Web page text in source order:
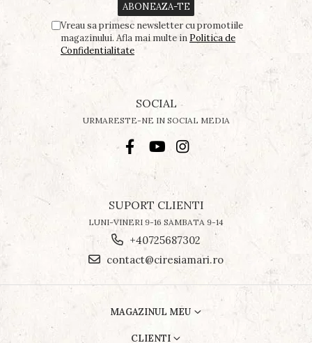
Vreau sa primesc newsletter cu promotiile
magazinului. Afla mai multe in Politica de
Confidentialitate
SOCIAL
URMARESTE-NE IN SOCIAL MEDIA
SUPORT CLIENTI
LUNI-VINERI 9-16 SAMBATA 9-14
+40725687302
contact@ciresiamari.ro
MAGAZINUL MEU
CLIENTI